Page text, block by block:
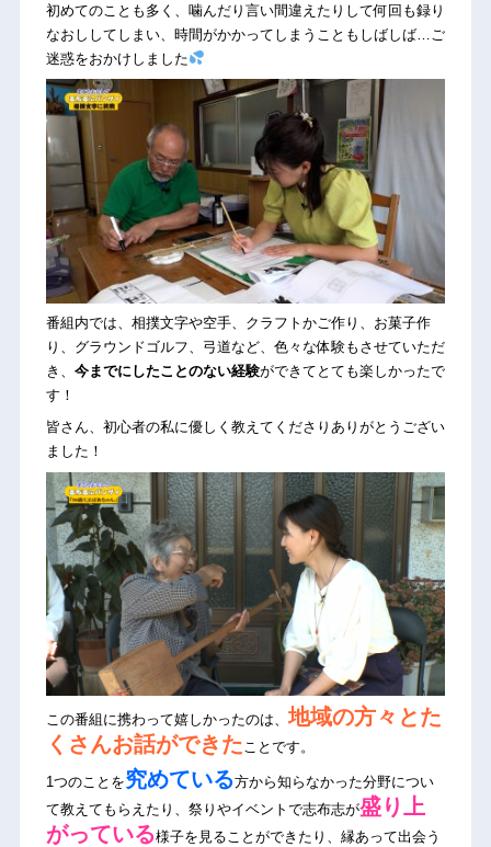
初めてのことも多く、噛んだり言い間違えたりして何回も録り
なおししてしまい、時間がかかってしまうこともしばしば…ご
迷惑をおかけしました
番組内では、相撲文字や空手、クラフトかご作り、お菓子作
り、グラウンドゴルフ、弓道など、色々な体験もさせていただ
き、 今までにしたことのない経験ができてとても楽しかったで
す！
皆さん、初心者の私に優しく教えてくださりありがとうござい
ました！
この番組に携わって嬉しかったのは、地域の方々とた
くさんお話ができた ことです。
1つのことを究めている方から知らなかった分野につい
て教えてもらえたり、祭りやイベントで志布志が盛り上
がっている様子を見ることができたり、縁あって出会う